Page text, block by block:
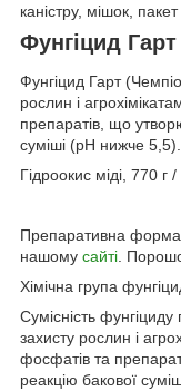
каністру, мішок,
Фунгіцид
Фунгіцид Гарт
рослин і
препаратів, що
суміші (рН нижче 5,5).
Гідроокис міді, 770 г /
Препаративна форма
нашому сайті.
Хімічна група
Сумісність
захисту рослин і
фосфатів та
реакцію бакової